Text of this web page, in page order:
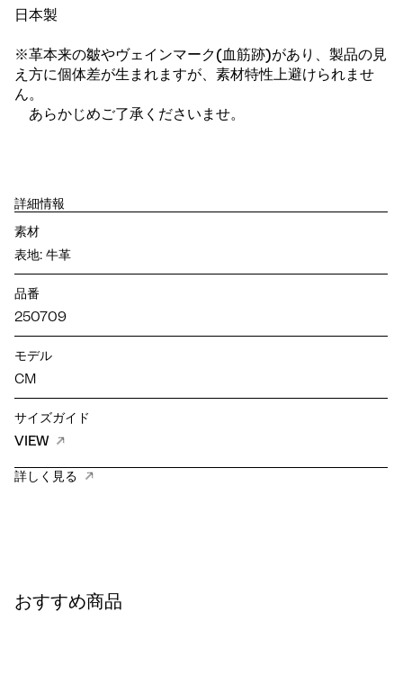
日本製
※革本来の皺やヴェインマーク(血筋跡)があり、製品の見
え方に個体差が生まれますが、素材特性上避けられませ
ん。
あらかじめご了承くださいませ。
詳細情報
素材
表地: 牛革
品番
250709
モデル
CM
サイズガイド
VIEW
詳しく見る
おすすめ商品